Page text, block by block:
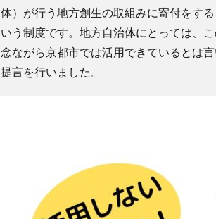
体）が行う地方創生の取組みに寄付をす
いう制度です。地方自治体にとっては、
念ながら京都市では活用できているとは
提言を行いました。